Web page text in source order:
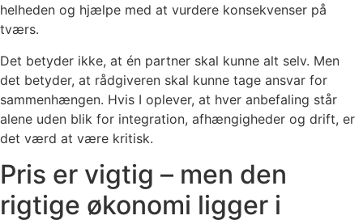
helheden og hjælpe med at vurdere konsekvenser på
tværs.
Det betyder ikke, at én partner skal kunne alt selv. Men
det betyder, at rådgiveren skal kunne tage ansvar for
sammenhængen. Hvis I oplever, at hver anbefaling står
alene uden blik for integration, afhængigheder og drift, er
det værd at være kritisk.
Pris er vigtig – men den
rigtige økonomi ligger i